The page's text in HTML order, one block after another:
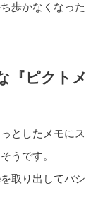
歩かなくなった
『ピクトメ
としたメモにス
うです。
取り出してパシ